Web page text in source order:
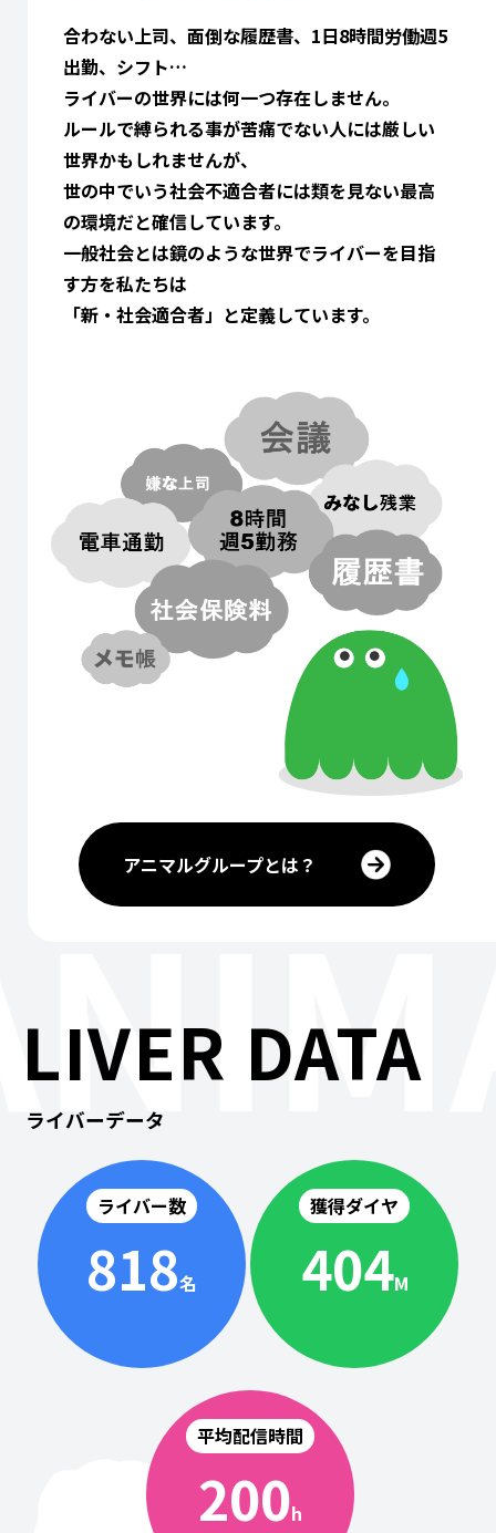
合わない上司、面倒な履歴書、1日8時間労働週5
出勤、シフト…
ライバーの世界には何一つ存在しません。
ルールで縛られる事が苦痛でない人には厳しい
世界かもしれませんが、
世の中でいう社会不適合者には類を見ない最高
の環境だと確信しています。
一般社会とは鏡のような世界でライバーを目指
す方を私たちは
「新・社会適合者」と定義しています。
アニマルグループとは？
LIVER DATA
ライバーデータ
ライバー数
818名
獲得ダイヤ
404M
平均配信時間
200h